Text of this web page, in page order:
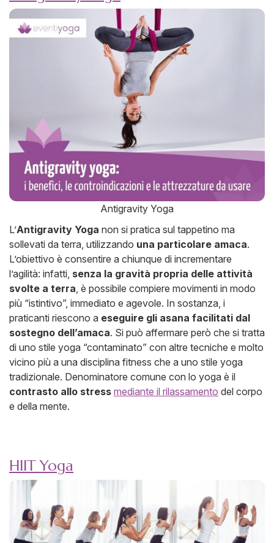
Antigravity Yoga
L’Antigravity Yoga non si pratica sul tappetino ma
sollevati da terra, utilizzando una particolare amaca.
L’obiettivo è consentire a chiunque di incrementare
l’agilità: infatti, senza la gravità propria delle attività
svolte a terra, è possibile compiere movimenti in modo
più “istintivo”, immediato e agevole. In sostanza, i
praticanti riescono a eseguire gli asana facilitati dal
sostegno dell’amaca. Si può affermare però che si tratta
di uno stile yoga “contaminato” con altre tecniche e molto
vicino più a una disciplina fitness che a uno stile yoga
tradizionale. Denominatore comune con lo yoga è il
contrasto allo stress mediante il rilassamento del corpo
e della mente.
HIIT Yoga